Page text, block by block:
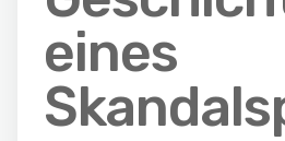
eines